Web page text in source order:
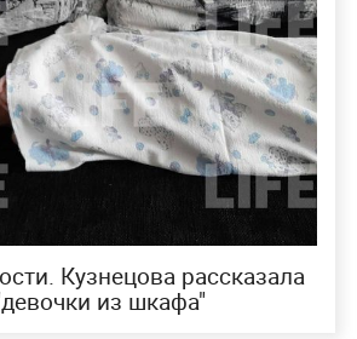
Кузнецова рассказала
из шкафа"